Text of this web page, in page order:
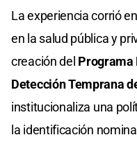
La experiencia corrió
en la salud pública y
creación del Programa
Detección Temprana
institucionaliza una
la identificación